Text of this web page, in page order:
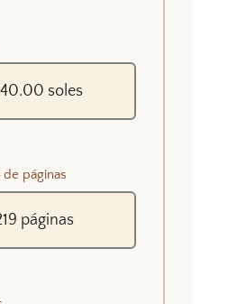
páginas